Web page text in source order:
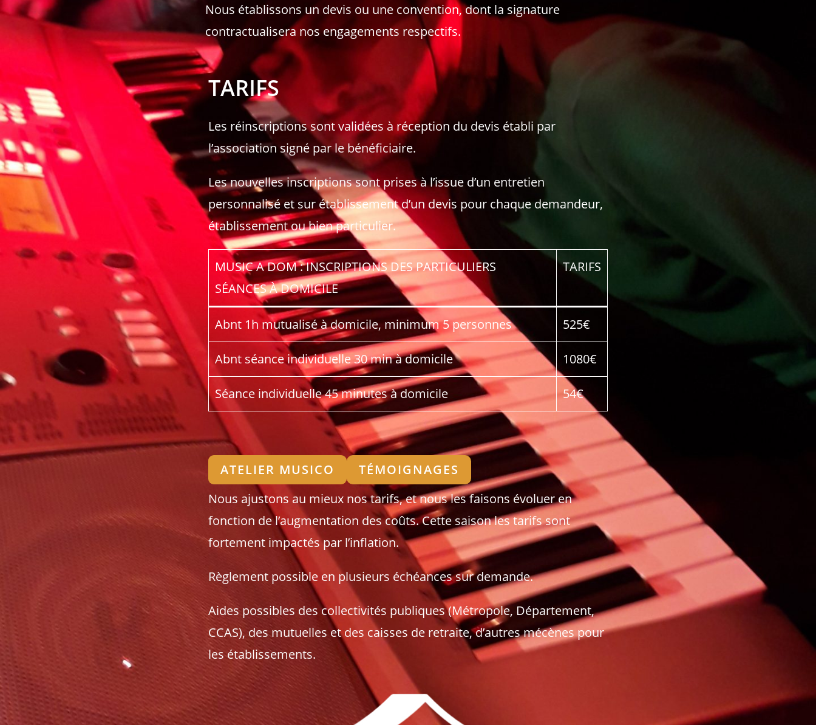
Nous établissons un devis ou une convention, dont la signature
contractualisera nos engagements respectifs.
TARIFS
Les réinscriptions sont validées à réception du devis établi par
l’association signé par le bénéficiaire.
Les nouvelles inscriptions sont prises à l’issue d’un entretien
personnalisé et sur établissement d’un devis pour chaque demandeur,
établissement ou bien particulier.
MUSIC A DOM : INSCRIPTIONS DES PARTICULIERS
SÉANCES À DOMICILE
TARIFS
Abnt 1h mutualisé à domicile, minimum 5 personnes 525€
Abnt séance individuelle 30 min à domicile 1080€
Séance individuelle 45 minutes à domicile 54€
ATELIER MUSICO
TÉMOIGNAGES
Nous ajustons au mieux nos tarifs, et nous les faisons évoluer en
fonction de l’augmentation des coûts. Cette saison les tarifs sont
fortement impactés par l’inflation.
Règlement possible en plusieurs échéances sur demande.
Aides possibles des collectivités publiques (Métropole, Département,
CCAS), des mutuelles et des caisses de retraite, d’autres mécènes pour
les établissements.